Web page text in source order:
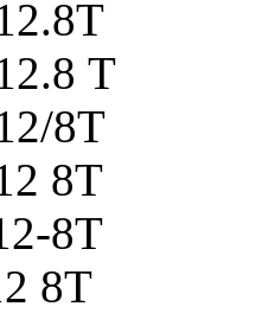
Т
8Т
8Т
8Т
8Т